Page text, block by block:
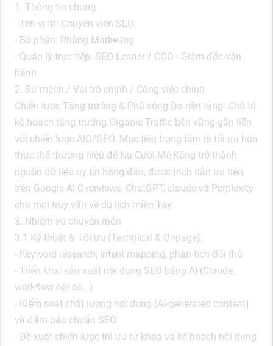
1. Thông tin chung
- Tên vị trí: Chuyên viên SEO
- Bộ phận: Phòng Marketing
- Quản lý trực tiếp: SEO Leader / COO - Giám đốc vận
hành
2. Sứ mệnh / Vai trò chính / Công việc chính
Chiến lược Tăng trưởng & Phủ sóng Đa nền tảng: Chủ trì
kế hoạch tăng trưởng Organic Traffic bền vững gắn liền
với chiến lược AIO/GEO. Mục tiêu trọng tâm là tối ưu hóa
thực thể thương hiệu để Nụ Cười Mê Kông trở thành
nguồn dữ liệu uy tín hàng đầu, được trích dẫn ưu tiên
trên Google AI Overviews, ChatGPT, claude và Perplexity
cho mọi truy vấn về du lịch miền Tây.
3. Nhiệm vụ chuyên môn
3.1 Kỹ thuật & Tối ưu (Technical & Onpage):
- Keyword research, intent mapping, phân tích đối thủ
- Triển khai sản xuất nội dung SEO bằng AI (Claude,
workflow nội bộ…)
- Kiểm soát chất lượng nội dung (AI-generated content)
và đảm bảo chuẩn SEO
- Đề xuất chiến lược tối ưu từ khóa và kế hoạch nội dung